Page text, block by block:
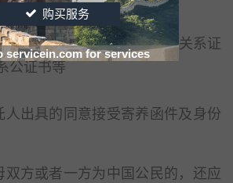
的关系证明？
证、公安派出所出具的亲属关系证
公证书等
出具的同意接受寄养函件及身份
方或者一方为中国公民的，还应
购买服务
servicein.com for services